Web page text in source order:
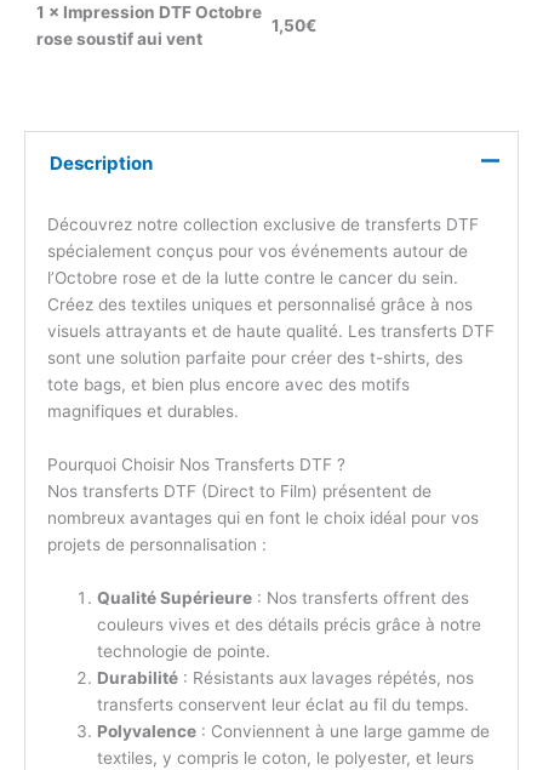
1 × Impression DTF Octobre
rose soustif aui vent
1,50€
Description
Découvrez notre collection exclusive de transferts DTF
spécialement conçus pour vos événements autour de
l’Octobre rose et de la lutte contre le cancer du sein.
Créez des textiles uniques et personnalisé grâce à nos
visuels attrayants et de haute qualité. Les transferts DTF
sont une solution parfaite pour créer des t-shirts, des
tote bags, et bien plus encore avec des motifs
magnifiques et durables.
Pourquoi Choisir Nos Transferts DTF ?
Nos transferts DTF (Direct to Film) présentent de
nombreux avantages qui en font le choix idéal pour vos
projets de personnalisation :
Qualité Supérieure: Nos transferts offrent des
couleurs vives et des détails précis grâce à notre
technologie de pointe.
Durabilité: Résistants aux lavages répétés, nos
transferts conservent leur éclat au fil du temps.
Polyvalence: Conviennent à une large gamme de
textiles, y compris le coton, le polyester, et leurs